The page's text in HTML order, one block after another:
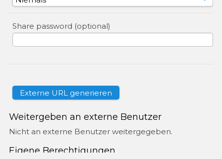
Share password (optional)
Weitergeben an externe Benutzer
Nicht an externe Benutzer weitergegeben.
Eigene Berechtigungen